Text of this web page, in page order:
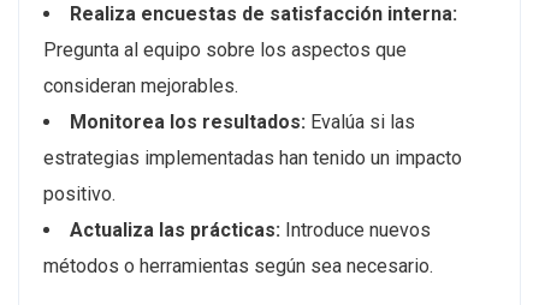
Realiza encuestas de satisfacción interna:
Pregunta al equipo sobre los aspectos que
consideran mejorables.
Monitorea los resultados: Evalúa si las
estrategias implementadas han tenido un impacto
positivo.
Actualiza las prácticas: Introduce nuevos
métodos o herramientas según sea necesario.